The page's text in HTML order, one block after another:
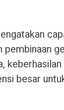
besar